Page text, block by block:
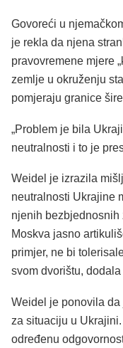
Govoreći u
je rekla da njena
pravovremene mjere
zemlje u okruženju
pomjeraju granice
„Problem je bila
neutralnosti i to je
Weidel je izrazila
neutralnosti Ukrajine
njenih
Moskva jasno
primjer, ne bi
svom dvorištu, dodala
Weidel je ponovila da
za situaciju u
određenu